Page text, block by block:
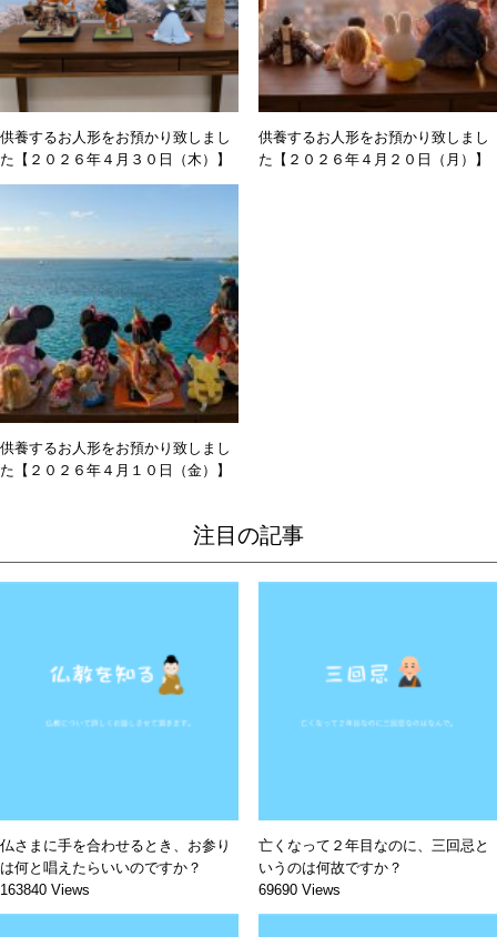
供養するお人形をお預かり致しまし
た【２０２６年４月３０日（木）】
供養するお人形をお預かり致しまし
た【２０２６年４月２０日（月）】
供養するお人形をお預かり致しまし
た【２０２６年４月１０日（金）】
注目の記事
仏さまに手を合わせるとき、お参り
は何と唱えたらいいのですか？
163840 Views
亡くなって２年目なのに、三回忌と
いうのは何故ですか？
69690 Views